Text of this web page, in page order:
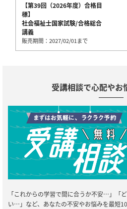
【第39回（2026年度）合格目
標】
社会福祉士国家試験/合格総合
講義
販売期間：2027/02/01まで
受講相談で心配やお
「これからの学習で間に合うか不安…」「
い…」など、あなたの不安やお悩みを最短